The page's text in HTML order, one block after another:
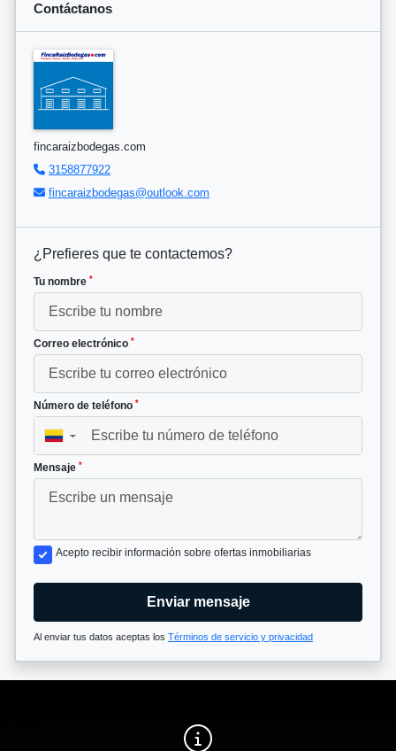
Contáctanos
fincaraizbodegas.com
3158877922
fincaraizbodegas@outlook.com
¿Prefieres que te contactemos?
Tu nombre *
Correo electrónico *
Número de teléfono *
▼
Mensaje *
Acepto recibir información sobre ofertas inmobiliarias
Enviar mensaje
Al enviar tus datos aceptas los Términos de servicio y privacidad